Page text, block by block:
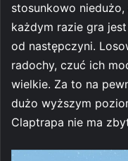
stosunkowo niedużo,
każdym razie gra
od następczyni.
radochy, czuć ich
wielkie. Za to na
dużo wyższym
Claptrapa nie ma